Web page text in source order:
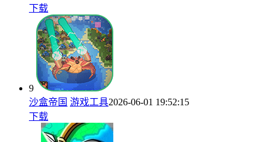
下载
9
沙盒帝国 游戏工具2026-06-01 19:52:15
下载